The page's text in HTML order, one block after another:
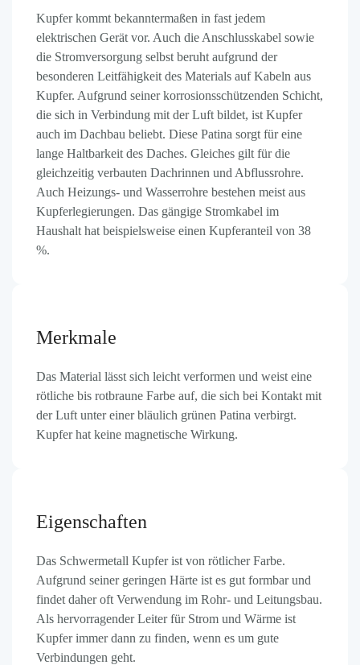
Kupfer kommt bekanntermaßen in fast jedem
elektrischen Gerät vor. Auch die Anschlusskabel sowie
die Stromversorgung selbst beruht aufgrund der
besonderen Leitfähigkeit des Materials auf Kabeln aus
Kupfer. Aufgrund seiner korrosionsschützenden Schicht,
die sich in Verbindung mit der Luft bildet, ist Kupfer
auch im Dachbau beliebt. Diese Patina sorgt für eine
lange Haltbarkeit des Daches. Gleiches gilt für die
gleichzeitig verbauten Dachrinnen und Abflussrohre.
Auch Heizungs- und Wasserrohre bestehen meist aus
Kupferlegierungen. Das gängige Stromkabel im
Haushalt hat beispielsweise einen Kupferanteil von 38
%.
Merkmale
Das Material lässt sich leicht verformen und weist eine
rötliche bis rotbraune Farbe auf, die sich bei Kontakt mit
der Luft unter einer bläulich grünen Patina verbirgt.
Kupfer hat keine magnetische Wirkung.
Eigenschaften
Das Schwermetall Kupfer ist von rötlicher Farbe.
Aufgrund seiner geringen Härte ist es gut formbar und
findet daher oft Verwendung im Rohr- und Leitungsbau.
Als hervorragender Leiter für Strom und Wärme ist
Kupfer immer dann zu finden, wenn es um gute
Verbindungen geht.